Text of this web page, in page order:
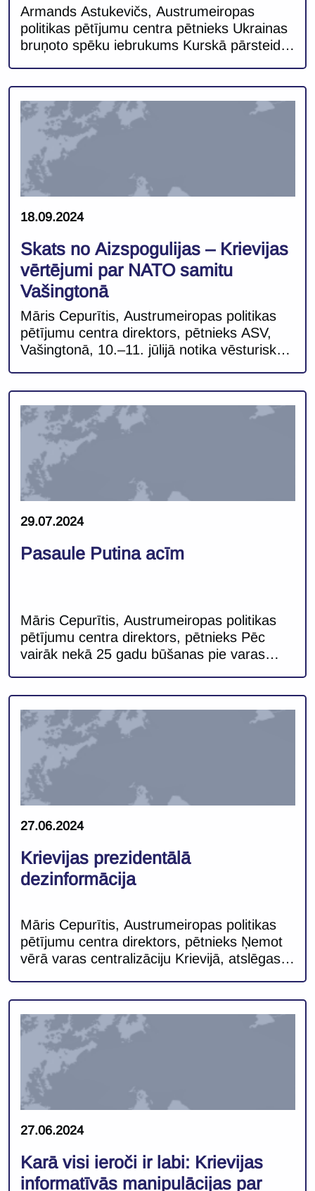
Armands Astukevičs, Austrumeiropas
politikas pētījumu centra pētnieks Ukrainas
bruņoto spēku iebrukums Kurskā pārsteidza
ilgstoši smagās situācijas frontē Kurskas
operācija iezīmēja nozīmīgu izrāvienu un
pieturas punktu Ukrainas–Krievijas karā.
Pirmo reizi šī kara laikā karadarbība ir tikusi
pārnesta Krievijas teritorijā, un tas […]
18.09.2024
Skats no Aizspogulijas – Krievijas
vērtējumi par NATO samitu
Vašingtonā
Māris Cepurītis, Austrumeiropas politikas
pētījumu centra direktors, pētnieks ASV,
Vašingtonā, 10.–11. jūlijā notika vēsturisks
pārmaiņas, ironiskā kārtā Ziemeļatlantijas
līguma organizācijas primārais oponents
pašlaik ir gandrīz tā pati valsts, kas alianses
izveides brīdī, – Krievija un tās priekšgājēja
[…]
29.07.2024
Pasaule Putina acīm
Māris Cepurītis, Austrumeiropas politikas
pētījumu centra direktors, pētnieks Pēc
vairāk nekā 25 gadu būšanas pie varas
aptver valsts ārpolitiskā kursa definēšanu
un noteiktu atslēgas lēmumu pieņemšanu,
piemēram, iebrukums Ukrainā 2022. gada
24. februārī. Putins ir arī viens no Krievijas
[…]
27.06.2024
Krievijas prezidentālā
dezinformācija
Māris Cepurītis, Austrumeiropas politikas
pētījumu centra direktors, pētnieks Ņemot
vērā varas centralizāciju Krievijā, atslēgas
ārējo politiku, bet arī informatīvajām
aktivitātēm. Vēl pirms 2022. gada plašā
iebrukuma Ukrainā Krievijā informatīvās
telpas kontrole tika īstenota Krievijas
prezidenta administrācijas līmenī, regulāru
tikšanos […]
27.06.2024
Karā visi ieroči ir labi: Krievijas
informatīvās manipulācijas par